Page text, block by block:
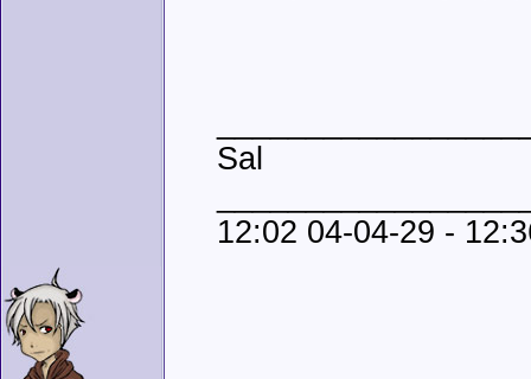
Sal
12:02 04-04-29 -